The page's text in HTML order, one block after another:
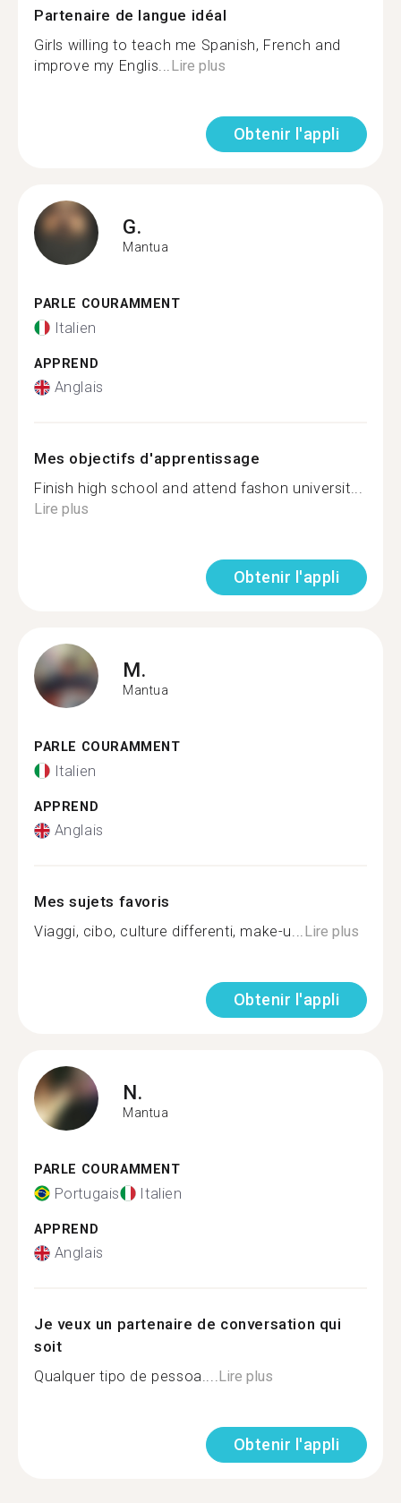
Partenaire de langue idéal
Girls willing to teach me Spanish, French and
improve my Englis...Lire plus
Obtenir l'appli
G.
Mantua
PARLE COURAMMENT
Italien
APPREND
Anglais
Mes objectifs d'apprentissage
Finish high school and attend fashon universit...
Lire plus
Obtenir l'appli
M.
Mantua
PARLE COURAMMENT
Italien
APPREND
Anglais
Mes sujets favoris
Viaggi, cibo, culture differenti, make-u...Lire plus
Obtenir l'appli
N.
Mantua
PARLE COURAMMENT
Portugais Italien
APPREND
Anglais
Je veux un partenaire de conversation qui
soit
Qualquer tipo de pessoa....Lire plus
Obtenir l'appli